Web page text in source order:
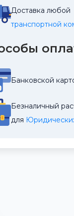
Доставка любой
транспортной
Банковской
Безналичный
для